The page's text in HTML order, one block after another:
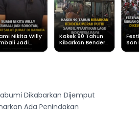
Nikita Willy
Jadi
Kakek 90 Tahun
Kibarkan Bendera
San
Dikabarkan Dijemput
Ada Penindakan